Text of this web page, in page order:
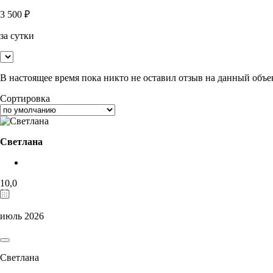
3 500 ₽
за сутки
В настоящее время пока никто не оставил отзыв на данный
Сортировка
Светлана
10,0
июль 2026
Светлана